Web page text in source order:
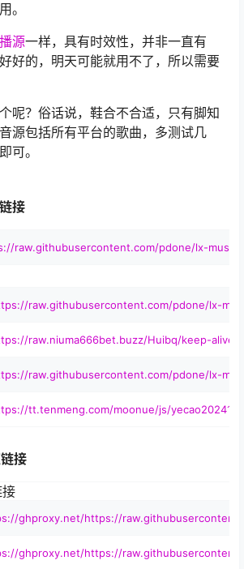
。
源一样，具有时效性，并非一直有
好的，明天可能就用不了，所以需要
呢？俗话说，鞋合不合适，只有脚知
源包括所有平台的歌曲，多测试几
可。
接
raw.githubusercontent.com/pdone/lx-
raw.githubusercontent.com/pdone/lx-
raw.niuma666bet.buzz/Huibq/keep-alive/
raw.githubusercontent.com/pdone/lx-
tt.tenmeng.com/moonue/js/
接
ghproxy.net/https://
ghproxy.net/https://